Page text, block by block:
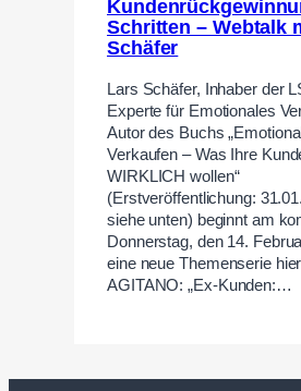
Schritten – Webtalk
Schäfer
Lars Schäfer, Inhaber der
Experte für Emotionales
Autor des Buchs
Verkaufen – Was Ihre
WIRKLICH wollen“
(Erstveröffentlichung:
siehe unten) beginnt am
Donnerstag, den 14.
eine neue Themenserie
AGITANO: „Ex-Kunden:…